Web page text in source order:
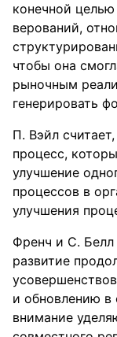
конечной
верований,
чтобы она
рыночным
генерировать
П. Вэйл
процесс,
улучшение
процессов в
улучшения
Френч и С. Белл
развитие
и обновлению в
внимание